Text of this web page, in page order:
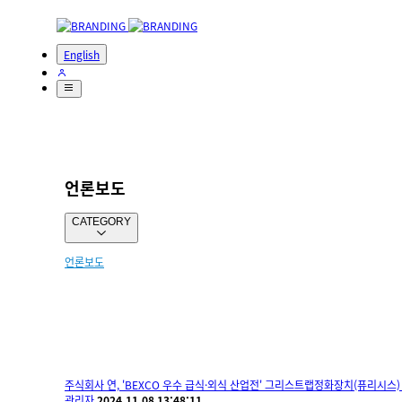
English
언론보도
CATEGORY
언론보도
주식회사 연, 'BEXCO 우수 급식·외식 산업전' 그리스트랩정화장치(퓨리시스